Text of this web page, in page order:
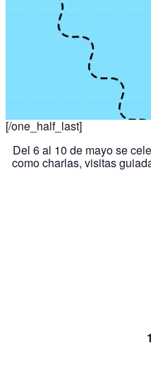
[/one_half_last]
Del 6 al 10 de mayo se
como charlas, visitas